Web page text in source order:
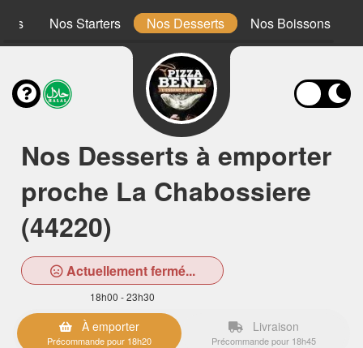
Nos Starters Nos Desserts Nos Boissons
Nos Desserts à emporter
proche La Chabossiere
(44220)
Actuellement fermé...
18h00 - 23h30
À emporter
Précommande pour 18h20
Livraison
Précommande pour 18h45